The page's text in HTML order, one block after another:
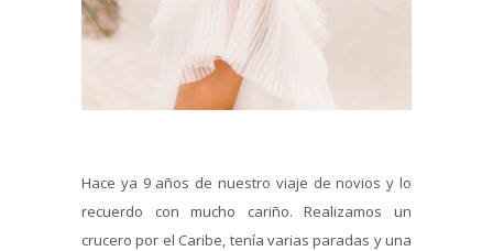
Hace ya 9 años de nuestro viaje de novios y lo
recuerdo con mucho cariño. Realizamos un
crucero por el Caribe, tenía varias paradas y una